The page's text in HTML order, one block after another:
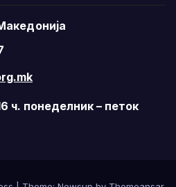
ч. понеделник – петок